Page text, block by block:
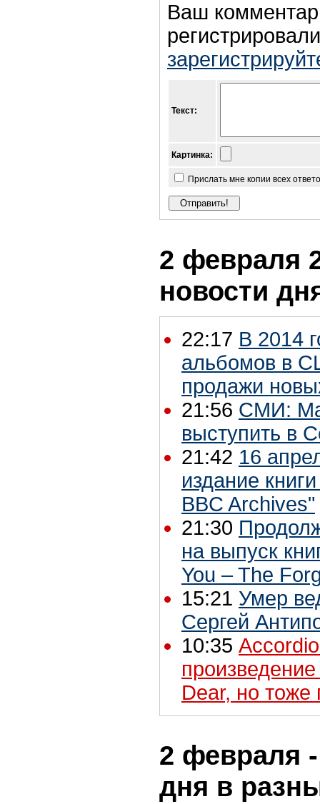
Ваш
Текст:
Картинка:
Прислать мне копии всех
2 февраля
новости
22:17 В 2014
альбомов в
продажи
21:56 СМИ:
выступить в
21:42 16
издание
BBC Archives"
21:30
на выпуск
You – The
15:21 Умер
Сергей
10:35
Dear, но тоже
2 февраля -
дня в